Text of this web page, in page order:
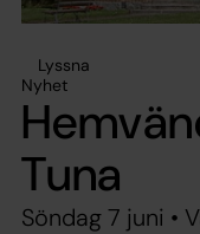
Lyssna
Nyhet
Tuna
Söndag 7 juni •